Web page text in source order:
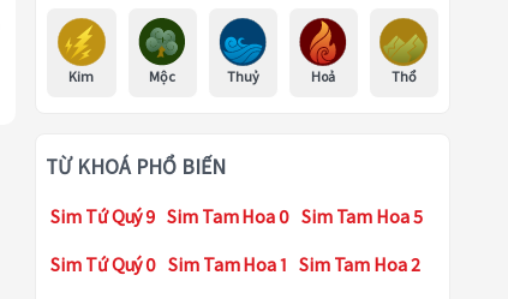
Kim Mộc Thuỷ Hoả Thổ
TỪ KHOÁ PHỔ BIẾN
Sim Tứ Quý 9 Sim Tam Hoa 0 Sim Tam Hoa 5
Sim Tứ Quý 0 Sim Tam Hoa 1 Sim Tam Hoa 2